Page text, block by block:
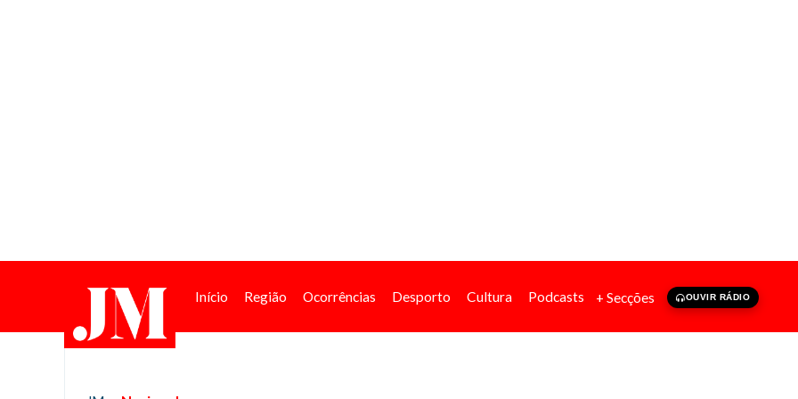
Início Região Ocorrências Desporto Cultura Podcasts + Secções OUVIR RÁDIO